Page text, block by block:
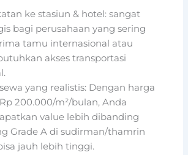
ke stasiun & hotel: sangat
bagi perusahaan yang sering
tamu internasional atau
akses transportasi
yang realistis: Dengan harga
200.000/m²/bulan, Anda
value lebih dibanding
Grade A di sudirman/thamrin
jauh lebih tinggi.